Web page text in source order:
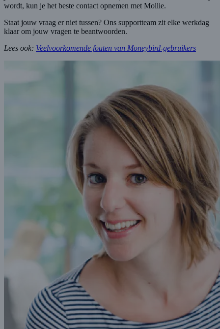
wordt, kun je het beste contact opnemen met Mollie.
Staat jouw vraag er niet tussen? Ons supportteam zit elke werkdag
klaar om jouw vragen te beantwoorden.
Lees ook: Veelvoorkomende fouten van Moneybird-gebruikers